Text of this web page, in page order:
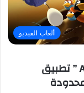
ألعاب الفيديو
أبل تختار لعبة Angry Birds Space ” تطبيق